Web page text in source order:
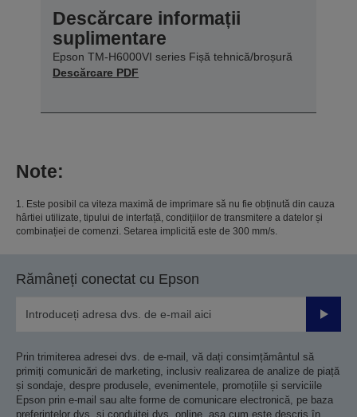
Descărcare informații
suplimentare
Epson TM-H6000VI series Fișă tehnică/broșură
Descărcare PDF
Note:
1. Este posibil ca viteza maximă de imprimare să nu fie obținută din cauza
hârtiei utilizate, tipului de interfață, condițiilor de transmitere a datelor și
combinației de comenzi. Setarea implicită este de 300 mm/s.
Rămâneți conectat cu Epson
Prin trimiterea adresei dvs. de e-mail, vă dați consimțământul să
primiți comunicări de marketing, inclusiv realizarea de analize de piață
și sondaje, despre produsele, evenimentele, promoțiile și serviciile
Epson prin e-mail sau alte forme de comunicare electronică, pe baza
preferințelor dvs. și conduitei dvs. online, așa cum este descris în